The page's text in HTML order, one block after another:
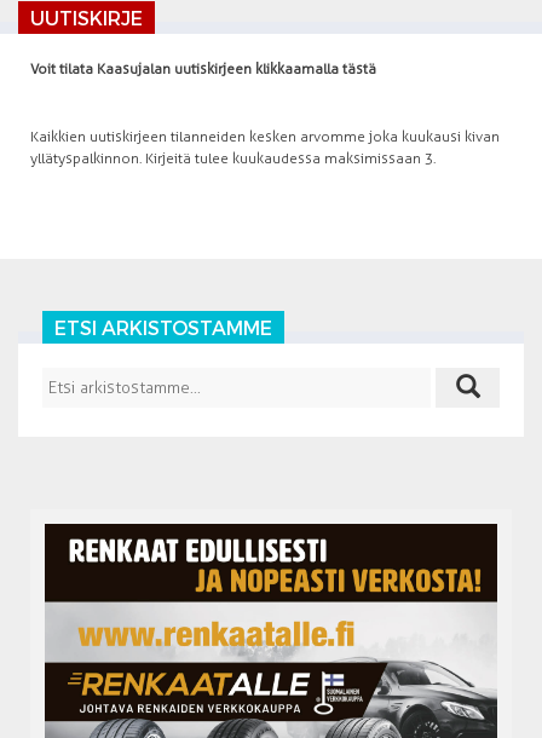
UUTISKIRJE
Voit tilata Kaasujalan uutiskirjeen klikkaamalla tästä
Kaikkien uutiskirjeen tilanneiden kesken arvomme joka kuukausi kivan
yllätyspalkinnon. Kirjeitä tulee kuukaudessa maksimissaan 3.
ETSI ARKISTOSTAMME